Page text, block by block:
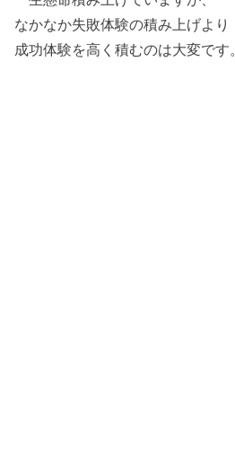
なかなか失敗体験の積み上げより
成功体験を高く積むのは大変です。